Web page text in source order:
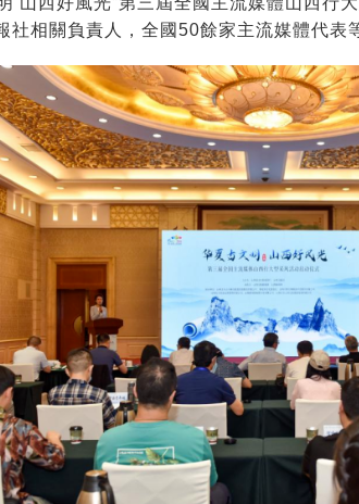
社相關負責人，全國50餘家主流媒體代表